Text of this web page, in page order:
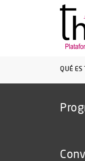
QUÉ ES